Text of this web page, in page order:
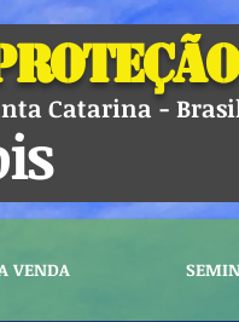
Catarina -
VENDA